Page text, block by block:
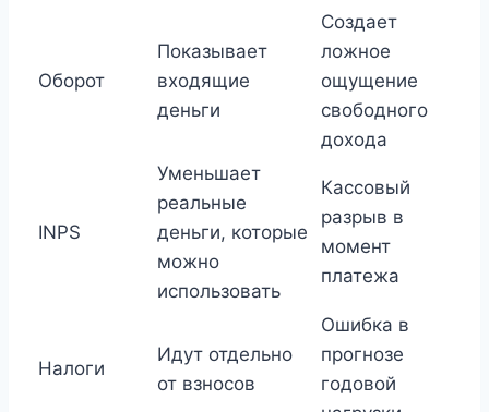
Оборот
Показывает
входящие
деньги
Создает
ложное
ощущение
свободного
дохода
INPS
Уменьшает
реальные
деньги, которые
можно
использовать
Кассовый
разрыв в
момент
платежа
Налоги
Идут отдельно
от взносов
Ошибка в
прогнозе
годовой